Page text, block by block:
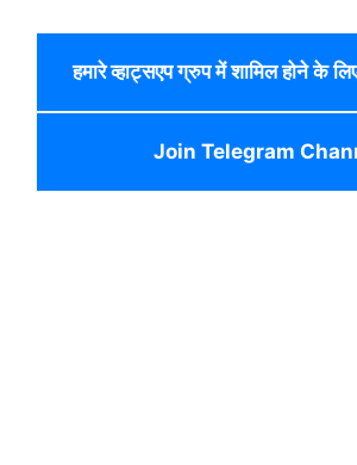
हमारे व्हाट्सएप ग्रुप में शामिल होने के
Join Telegram